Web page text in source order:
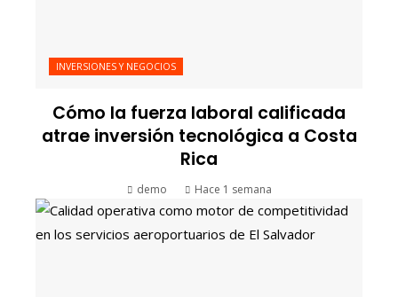
INVERSIONES Y NEGOCIOS
Cómo la fuerza laboral calificada
atrae inversión tecnológica a Costa
Rica
demo Hace 1 semana